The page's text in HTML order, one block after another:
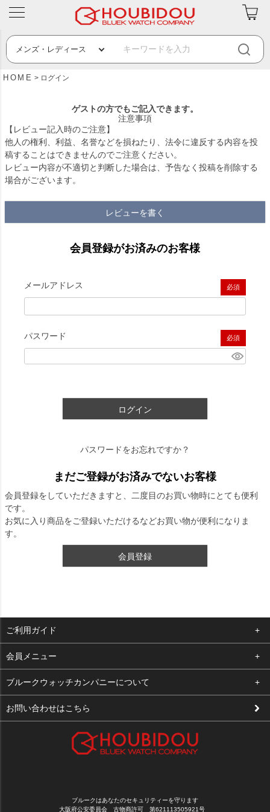
HOME ログイン
ゲストの方でもご記入できます。
注意事項
【レビュー記入時のご注意】
他人の権利、利益、名誉などを損ねたり、法令に違反する内容を投
稿することはできませんのでご注意ください。
レビュー内容が不適切と判断した場合は、予告なく投稿を削除する
場合がございます。
レビューを書く
会員登録がお済みのお客様
メールアドレス
(必須)
パスワード
(必須)
ログイン
パスワードをお忘れですか？
まだご登録がお済みでないお客様
会員登録をしていただきますと、二度目のお買い物時にとても便利
です。
お気に入り商品をご登録いただけるなどお買い物が便利になりま
す。
会員登録
ご利用ガイド
よくある質問
支払い・送料
修理依頼
会員メニュー
ログイン
お気に入り
ブルークウォッチカンパニーについて
会社概要
お問い合わせはこちら
ブルークはあなたのセキュリティーを守ります
大阪府公安委員会 古物商許可 第621113505921号